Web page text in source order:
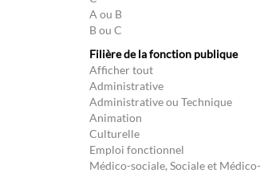
A ou B
B ou C
Filière de la fonction publique
Afficher tout
Administrative
Administrative ou Technique
Animation
Culturelle
Emploi fonctionnel
Médico-sociale, Sociale et Médico-